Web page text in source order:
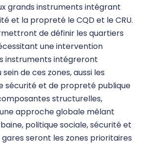
grands instruments intégrant
et la propreté le CQD et le CRU.
de définir les quartiers
une intervention
instruments intégreront
de ces zones, aussi les
sécurité et de propreté publique
structurelles,
approche globale mêlant
politique sociale, sécurité et
seront les zones prioritaires